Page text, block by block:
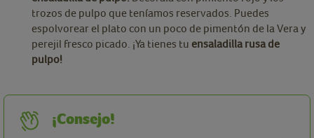
trozos de pulpo que teníamos reservados. Puedes
espolvorear el plato con un poco de pimentón de la Vera y
perejil fresco picado. ¡Ya tienes tu ensaladilla rusa de
pulpo!
¡Consejo!